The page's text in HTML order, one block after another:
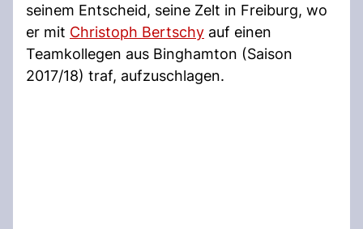
seinem Entscheid, seine Zelt in Freiburg, wo
er mit Christoph Bertschy auf einen
Teamkollegen aus Binghamton (Saison
2017/18) traf, aufzuschlagen.